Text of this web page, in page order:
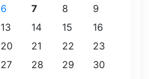
6 7 8
9
13 14 15
16
20 21 22
23
27 28 29
30